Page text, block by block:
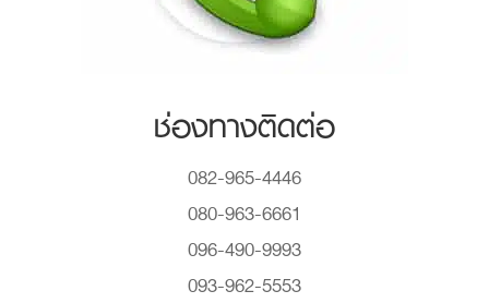
ช่องทางติดต่อ
082-965-4446
080-963-6661
096-490-9993
093-962-5553